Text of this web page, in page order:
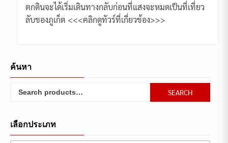
ตกดินจะได้เริ่มเดินทางกลับก่อนที่แสงจะหมดเป็นที่เที่ยว
ลับของภูเก็ต <<<คลิกดูทัวร์ที่เกี่ยวข้อง>>>
ค้นหา
Search
for:
SEARCH
เลือกประเภท